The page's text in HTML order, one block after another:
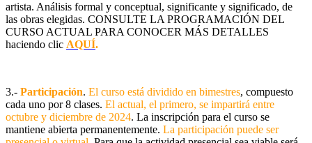
artista. Análisis formal y conceptual, significante y significado, de
las obras elegidas. CONSULTE LA PROGRAMACIÓN DEL
CURSO ACTUAL PARA CONOCER MÁS DETALLES
haciendo clic AQUÍ.
3.- Participación. El curso está dividido en bimestres, compuesto
cada uno por 8 clases. El actual, el primero, se impartirá entre
octubre y diciembre de 2024. La inscripción para el curso se
mantiene abierta permanentemente. La participación puede ser